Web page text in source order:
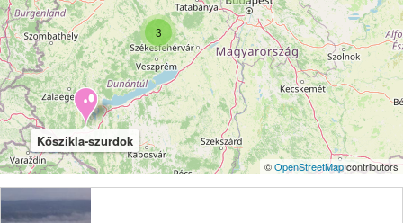
Vértes Veszprém Világörökség Visegrád
Vízesés Zala Zemplén Zselic
3
Kőszikla-szurdok
©OpenStreetMapcontributors